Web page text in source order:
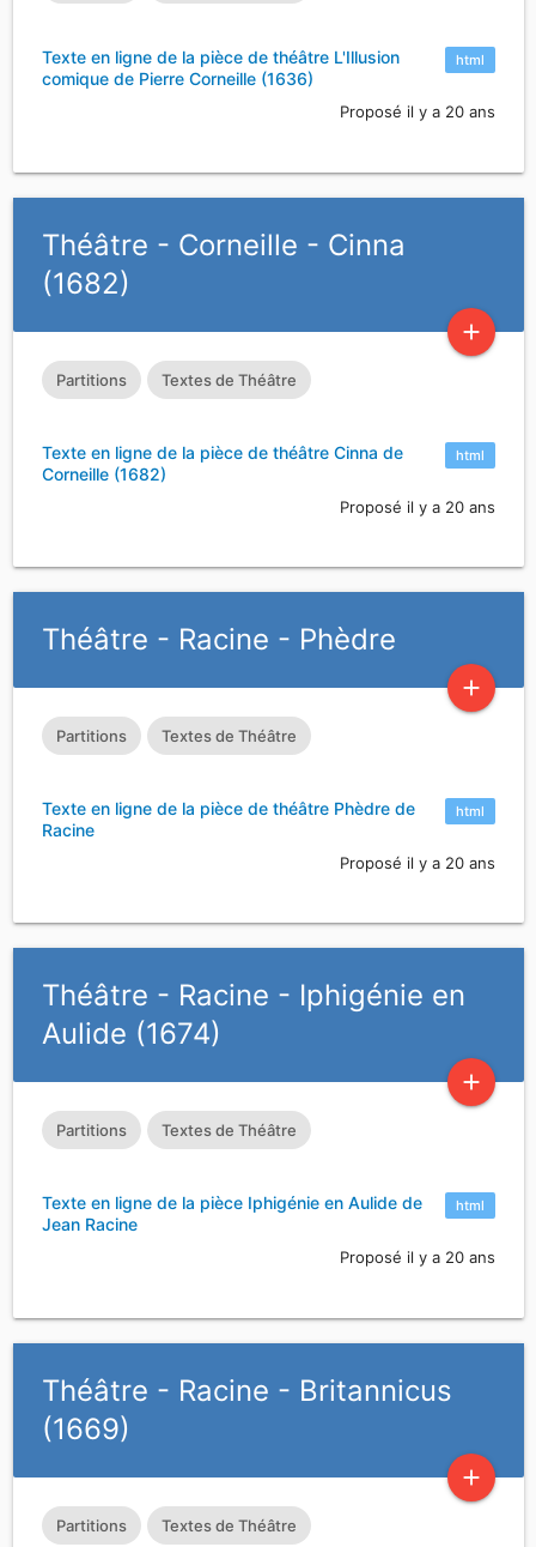
html
Texte en ligne de la pièce de théâtre L'Illusion
comique de Pierre Corneille (1636)
Proposé il y a 20 ans
Théâtre - Corneille - Cinna
(1682)
add
Partitions Textes de Théâtre
html
Texte en ligne de la pièce de théâtre Cinna de
Corneille (1682)
Proposé il y a 20 ans
Théâtre - Racine - Phèdre
add
Partitions Textes de Théâtre
html
Texte en ligne de la pièce de théâtre Phèdre de
Racine
Proposé il y a 20 ans
Théâtre - Racine - Iphigénie en
Aulide (1674)
add
Partitions Textes de Théâtre
html
Texte en ligne de la pièce Iphigénie en Aulide de
Jean Racine
Proposé il y a 20 ans
Théâtre - Racine - Britannicus
(1669)
add
Partitions Textes de Théâtre